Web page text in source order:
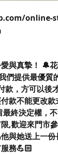
online-
與真摯！ 🔔
提供最優質
款，方可以後
款不能更改款
終決定權，不
,歡迎來門市
與她送上一份
務💪🏻